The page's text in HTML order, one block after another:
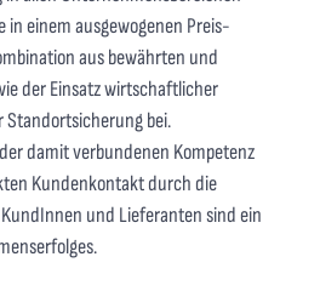
in einem ausgewogenen Preis-
aus bewährten und
der Einsatz wirtschaftlicher
bei.
damit verbundenen Kompetenz
Kundenkontakt durch die
und Lieferanten sind ein